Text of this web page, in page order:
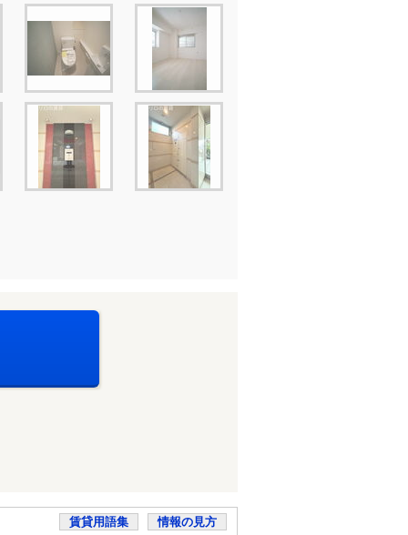
賃貸用語集 情報の見方